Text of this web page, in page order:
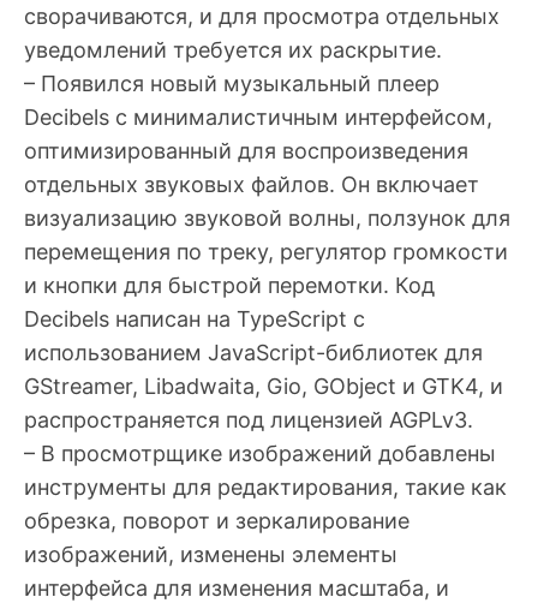
сворачиваются, и для просмотра отдельных
уведомлений требуется их раскрытие.
– Появился новый музыкальный плеер
Decibels с минималистичным интерфейсом,
оптимизированный для воспроизведения
отдельных звуковых файлов. Он включает
визуализацию звуковой волны, ползунок для
перемещения по треку, регулятор громкости
и кнопки для быстрой перемотки. Код
Decibels написан на TypeScript с
использованием JavaScript-библиотек для
GStreamer, Libadwaita, Gio, GObject и GTK4, и
распространяется под лицензией AGPLv3.
– В просмотрщике изображений добавлены
инструменты для редактирования, такие как
обрезка, поворот и зеркалирование
изображений, изменены элементы
интерфейса для изменения масштаба, и